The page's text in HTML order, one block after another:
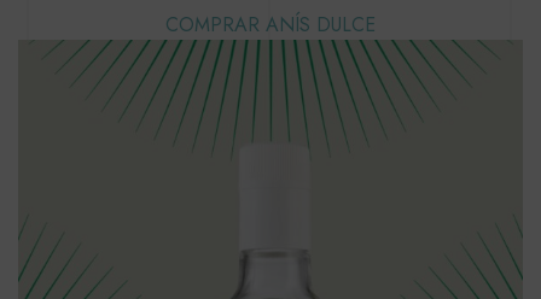
COMPRAR ANÍS DULCE